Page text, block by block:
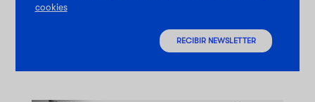
cookies
RECIBIR NEWSLETTER